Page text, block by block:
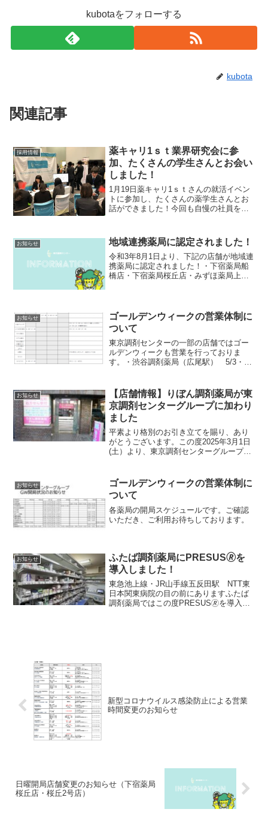
kubotaをフォローする
kubota
関連記事
採用情報
薬キャリ1ｓｔ業界研究会に参
加、たくさんの学生さんとお会い
しました！
1月19日薬キャリ1ｓｔさんの就活イベン
トに参加し、たくさんの薬学生さんとお
話ができました！今回も自慢の社員を引
休日等の条件が比較的良かったこと、中
規模のグループで店...
お知らせ 地域連携薬局に認定されました！
令和3年8月1日より、下記の店舗が地域連
携薬局に認定されました！・下宿薬局船
橋店・下宿薬局桜丘店・みずほ薬局上町
として認定基準を満た...
お知らせ
ゴールデンウィークの営業体制に
ついて
東京調剤センターの一部の店舗ではゴー
ルデンウィークも営業を行っておりま
す。・渋谷調剤薬局（広尾駅） 5/3・
桜丘2号店（小田急線・千歳船橋駅）4...
お知らせ
【店舗情報】りぼん調剤薬局が東
京調剤センターグループに加わり
ました
平素より格別のお引き立てを賜り、あり
がとうございます。この度2025年3月1日
(土）より、東京調剤センターグループに
剤薬局】住所：東京都目黒区祐天寺2-15-
5 浅海ビ...
お知らせ
ゴールデンウィークの営業体制に
ついて
各薬局の開局スケジュールです。ご確認
いただき、ご利用お待ちしております。
お知らせ
ふたば調剤薬局にPRESUS🄬を
導入しました！
東急池上線・JR山手線五反田駅 NTT東
日本関東病院の目の前にありますふたば
調剤薬局ではこの度PRESUS🄬を導入い
新型コロナウイルス感染防止による営業
時間変更のお知らせ
日曜開局店舗変更のお知らせ（下宿薬局
桜丘店・桜丘2号店）